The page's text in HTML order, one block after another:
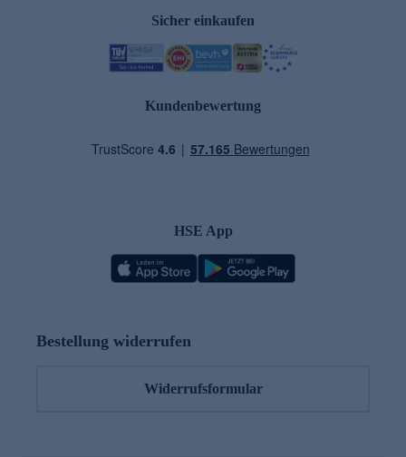
Sicher einkaufen
Kundenbewertung
HSE App
Bestellung widerrufen
Widerrufsformular